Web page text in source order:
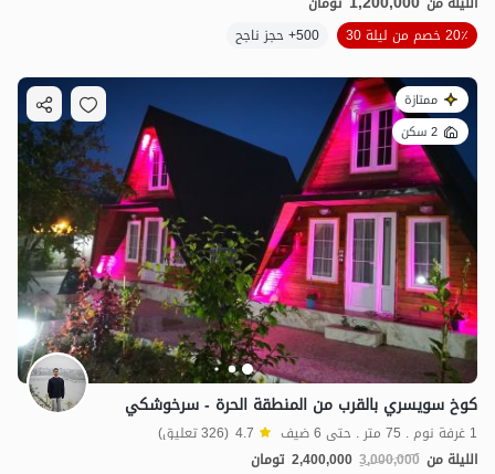
20٪ خصم من ليلة 30
500+ حجز ناجح
ممتازة
2 سكن
كوخ سويسري بالقرب من المنطقة الحرة - سرخوشكي
1 غرفة نوم . 75 متر . حتى 6 ضيف 4.7 (326 تعليق)
الليلة من 3,000,000
2,400,000 تومان